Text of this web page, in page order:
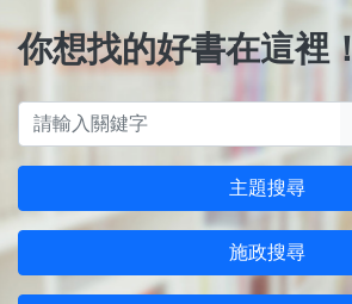
你想找的好書在這裡！
主題搜尋
施政搜尋